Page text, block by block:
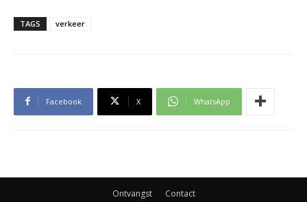
TAGS verkeer
Facebook X WhatsApp
Ontvangst Contact